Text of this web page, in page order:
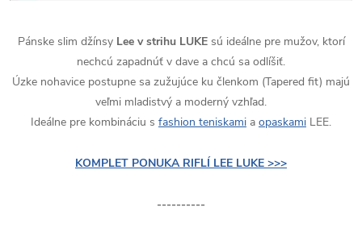
Pánske slim džínsy Lee v strihu LUKEsú ideálne pre mužov, ktorí
nechcú zapadnúť v dave a chcú sa odlíšiť.
Úzke nohavice postupne sa zužujúce ku členkom (Tapered fit) majú
veľmi mladistvý a moderný vzhľad.
Ideálne pre kombináciu s fashion teniskami a opaskami LEE.
KOMPLET PONUKA RIFLÍ LEE LUKE >>>
----------